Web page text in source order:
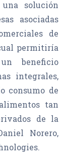
solución
asociadas
de
permitiría
beneficio
integrales,
consumo de
tan
de la
Norero,